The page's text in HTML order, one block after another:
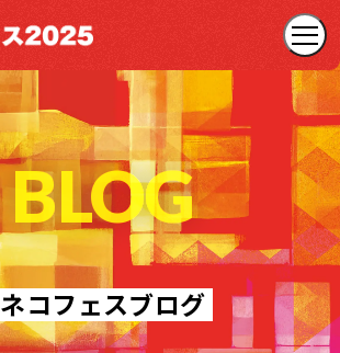
BLOG
ネコフェスブログ